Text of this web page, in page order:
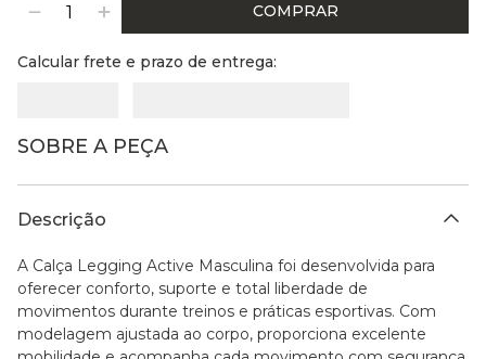
COMPRAR
Calcular frete e prazo de entrega:
SOBRE A PEÇA
Descrição
A Calça Legging Active Masculina foi desenvolvida para
oferecer conforto, suporte e total liberdade de
movimentos durante treinos e práticas esportivas. Com
modelagem ajustada ao corpo, proporciona excelente